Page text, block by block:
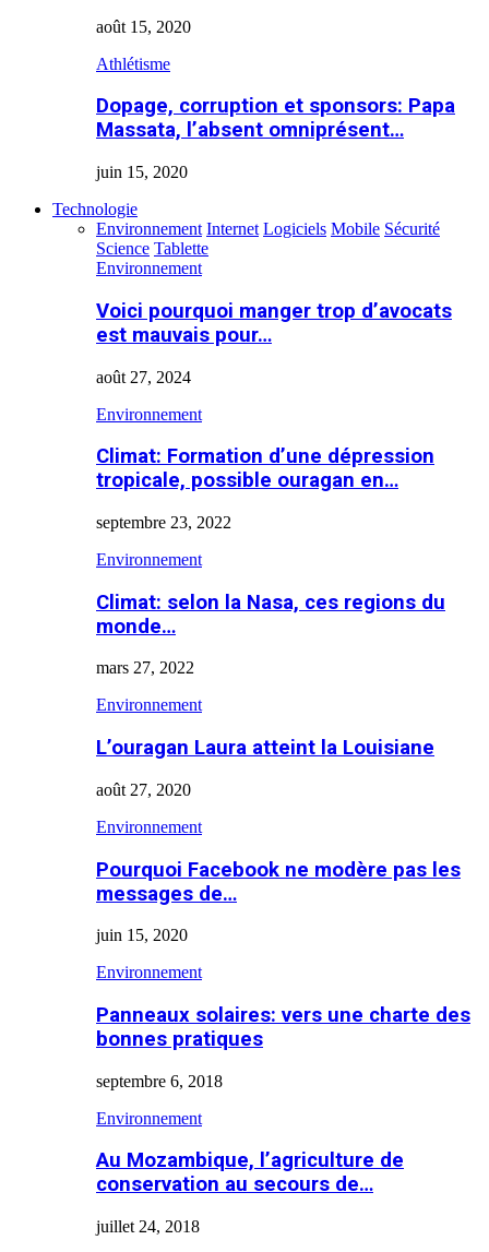
août 15, 2020
Athlétisme
Dopage, corruption et sponsors: Papa
Massata, l’absent omniprésent…
juin 15, 2020
Technologie
Environnement Internet Logiciels Mobile Sécurité
Science Tablette
Environnement
Voici pourquoi manger trop d’avocats
est mauvais pour…
août 27, 2024
Environnement
Climat: Formation d’une dépression
tropicale, possible ouragan en…
septembre 23, 2022
Environnement
Climat: selon la Nasa, ces regions du
monde…
mars 27, 2022
Environnement
L’ouragan Laura atteint la Louisiane
août 27, 2020
Environnement
Pourquoi Facebook ne modère pas les
messages de…
juin 15, 2020
Environnement
Panneaux solaires: vers une charte des
bonnes pratiques
septembre 6, 2018
Environnement
Au Mozambique, l’agriculture de
conservation au secours de…
juillet 24, 2018